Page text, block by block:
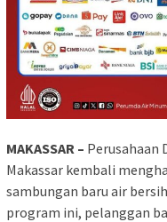
MAKASSAR – Perusahaan
Makassar kembali
sambungan baru air
program ini, pelanggan